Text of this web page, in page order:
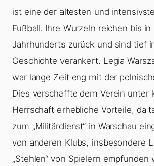
ist eine der ältesten und
Fußball. Ihre Wurzeln reichen bis
Jahrhunderts zurück und sind tief
Geschichte verankert. Legia
war lange Zeit eng mit der
Dies verschaffte dem Verein unter
Herrschaft erhebliche Vorteile, da
zum „Militärdienst“ in Warschau
von anderen Klubs, insbesondere
„Stehlen“ von Spielern empfunden